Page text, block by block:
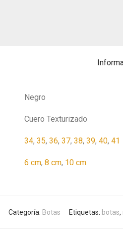
Negro
Cuero Texturizado
34, 35, 36, 37, 38, 39, 40, 41
6 cm, 8 cm, 10 cm
Categoría: Botas Etiquetas: botas,